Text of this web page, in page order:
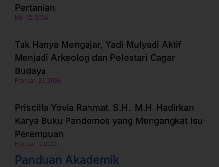
Pertanian
Mei 12, 2026
Tak Hanya Mengajar, Yadi Mulyadi Aktif
Menjadi Arkeolog dan Pelestari Cagar
Budaya
Februari 23, 2026
Priscilla Yovia Rahmat, S.H., M.H. Hadirkan
Karya Buku Pandemos yang Mengangkat Isu
Perempuan
Februari 5, 2026
Panduan Akademik